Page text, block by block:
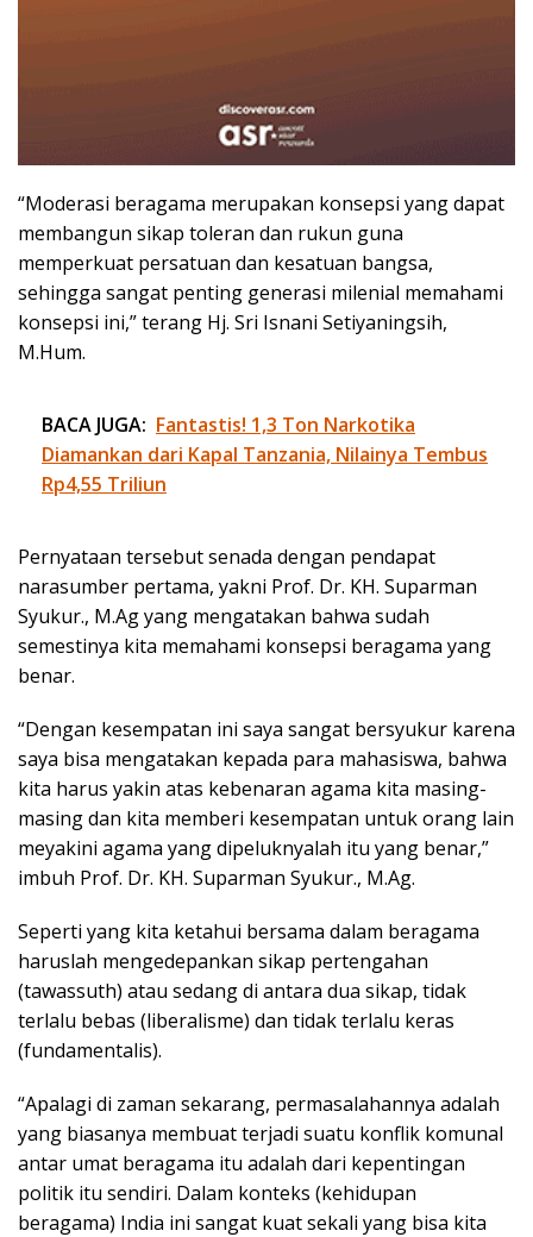
“Moderasi beragama merupakan konsepsi yang dapat
membangun sikap toleran dan rukun guna
memperkuat persatuan dan kesatuan bangsa,
sehingga sangat penting generasi milenial memahami
konsepsi ini,” terang Hj. Sri Isnani Setiyaningsih,
M.Hum.
BACA JUGA: Fantastis! 1,3 Ton Narkotika
Diamankan dari Kapal Tanzania, Nilainya Tembus
Rp4,55 Triliun
Pernyataan tersebut senada dengan pendapat
narasumber pertama, yakni Prof. Dr. KH. Suparman
Syukur., M.Ag yang mengatakan bahwa sudah
semestinya kita memahami konsepsi beragama yang
benar.
“Dengan kesempatan ini saya sangat bersyukur karena
saya bisa mengatakan kepada para mahasiswa, bahwa
kita harus yakin atas kebenaran agama kita masing-
masing dan kita memberi kesempatan untuk orang lain
meyakini agama yang dipeluknyalah itu yang benar,”
imbuh Prof. Dr. KH. Suparman Syukur., M.Ag.
Seperti yang kita ketahui bersama dalam beragama
haruslah mengedepankan sikap pertengahan
(tawassuth) atau sedang di antara dua sikap, tidak
terlalu bebas (liberalisme) dan tidak terlalu keras
(fundamentalis).
“Apalagi di zaman sekarang, permasalahannya adalah
yang biasanya membuat terjadi suatu konflik komunal
antar umat beragama itu adalah dari kepentingan
politik itu sendiri. Dalam konteks (kehidupan
beragama) India ini sangat kuat sekali yang bisa kita